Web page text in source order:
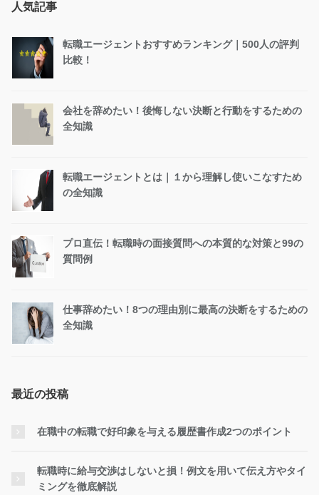
人気記事
転職エージェントおすすめランキング｜500人の評判
比較！
会社を辞めたい！後悔しない決断と行動をするための
全知識
転職エージェントとは｜１から理解し使いこなすため
の全知識
プロ直伝！転職時の面接質問への本質的な対策と99の
質問例
仕事辞めたい！8つの理由別に最高の決断をするための
全知識
最近の投稿
在職中の転職で好印象を与える履歴書作成2つのポイント
転職時に給与交渉はしないと損！例文を用いて伝え方やタイ
ミングを徹底解説